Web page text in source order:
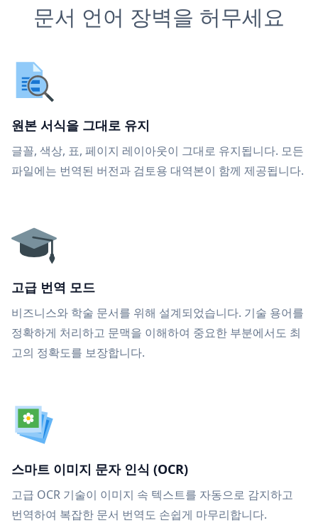
문서 언어 장벽을 허무세요
원본 서식을 그대로 유지
글꼴, 색상, 표, 페이지 레이아웃이 그대로 유지됩니다. 모든
파일에는 번역된 버전과 검토용 대역본이 함께 제공됩니다.
고급 번역 모드
비즈니스와 학술 문서를 위해 설계되었습니다. 기술 용어를
정확하게 처리하고 문맥을 이해하여 중요한 부분에서도 최
고의 정확도를 보장합니다.
스마트 이미지 문자 인식 (OCR)
고급 OCR 기술이 이미지 속 텍스트를 자동으로 감지하고
번역하여 복잡한 문서 번역도 손쉽게 마무리합니다.